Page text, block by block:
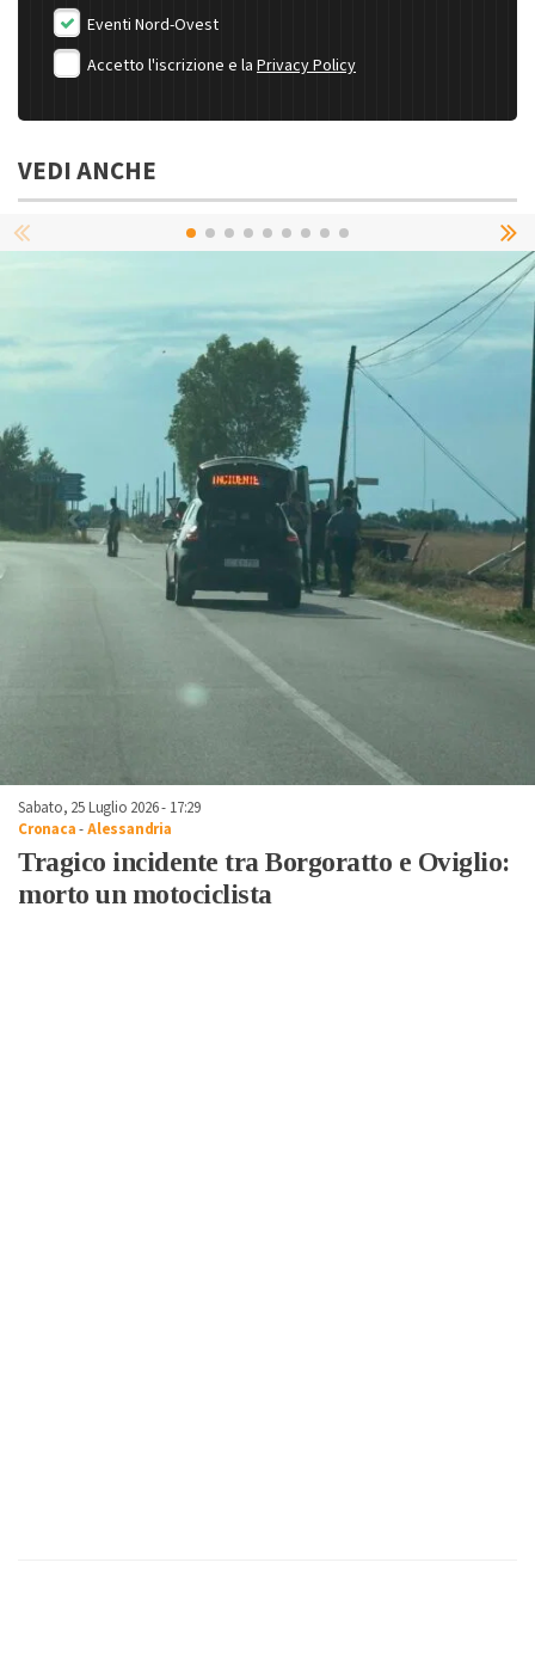
Eventi Nord-Ovest
Accetto l'iscrizione e la Privacy Policy
VEDI ANCHE
Sabato, 25 Luglio 2026 - 17:29
Cronaca-Alessandria
Tragico incidente tra Borgoratto e Oviglio:
morto un motociclista